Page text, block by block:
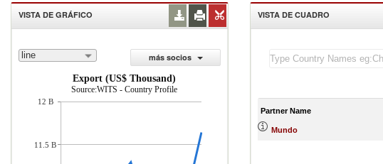
VISTA DE GRÁFICO
line
más socios
Export (US$ Thousand)
Source:WITS - Country Profile
12 B
11.5 B
VISTA DE CUADRO
Partner Name
Mundo